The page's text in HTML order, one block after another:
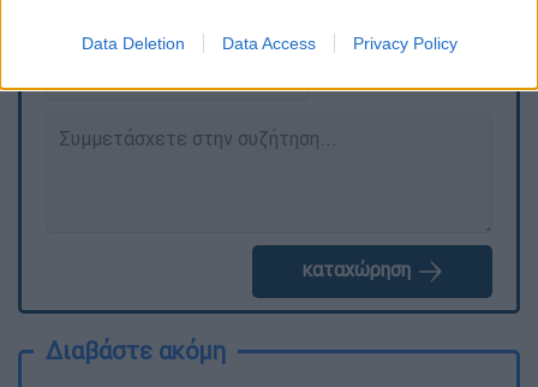
Data Deletion Data Access Privacy Policy
καταχώρηση
Διαβάστε ακόμη